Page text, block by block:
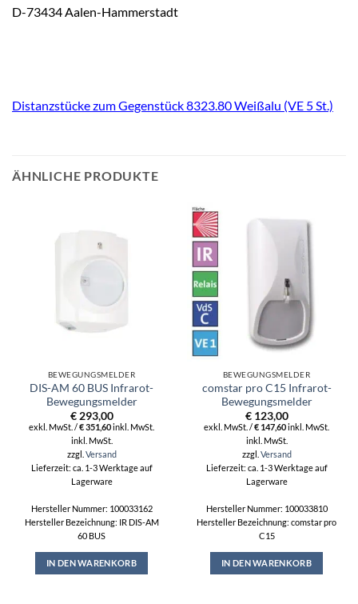
D-73434 Aalen-Hammerstadt
Distanzstücke zum Gegenstück 8323.80 Weißalu (VE 5 St.)
ÄHNLICHE PRODUKTE
BEWEGUNGSMELDER
DIS-AM 60 BUS Infrarot-
Bewegungsmelder
€293,00
exkl. MwSt. /€351,60inkl. MwSt.
inkl. MwSt.
zzgl. Versand
Lieferzeit: ca. 1-3 Werktage auf
Lagerware
Hersteller Nummer: 100033162
Hersteller Bezeichnung: IR DIS-AM
60 BUS
IN DEN WARENKORB
BEWEGUNGSMELDER
comstar pro C15 Infrarot-
Bewegungsmelder
€123,00
exkl. MwSt. /€ 147,60inkl. MwSt.
inkl. MwSt.
zzgl. Versand
Lieferzeit: ca. 1-3 Werktage auf
Lagerware
Hersteller Nummer: 100033810
Hersteller Bezeichnung: comstar pro
C15
IN DEN WARENKORB